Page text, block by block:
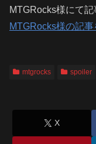
MTGRocks様にて記
MTGRocks様の記事
mtgrocks spoiler
X